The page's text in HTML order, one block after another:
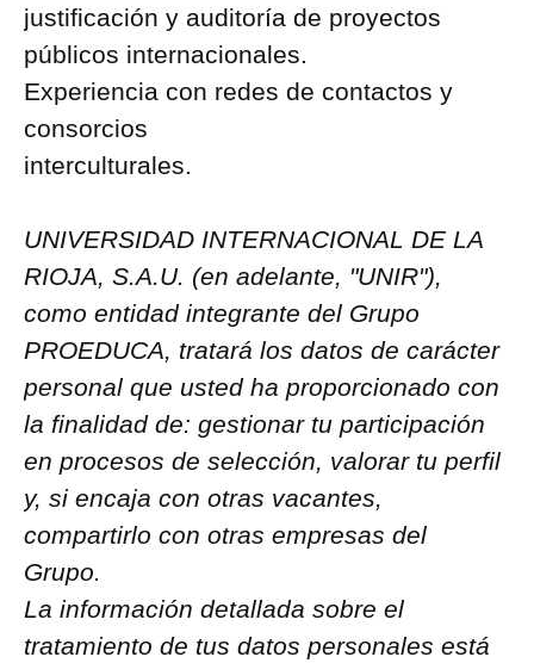
justificación y auditoría de proyectos
públicos internacionales.
Experiencia con redes de contactos y
consorcios
interculturales.
UNIVERSIDAD INTERNACIONAL DE LA
RIOJA, S.A.U. (en adelante, "UNIR"),
como entidad integrante del Grupo
PROEDUCA, tratará los datos de carácter
personal que usted ha proporcionado con
la finalidad de: gestionar tu participación
en procesos de selección, valorar tu perfil
y, si encaja con otras vacantes,
compartirlo con otras empresas del
Grupo.
La información detallada sobre el
tratamiento de tus datos personales está